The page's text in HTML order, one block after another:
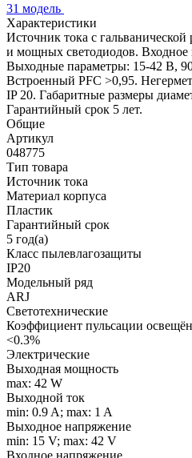
31 модель
Характеристики
Источник тока с гальванической
и мощных светодиодов.
Выходные параметры: 15-42 В,
Встроенный PFC >0,95.
IP 20. Габаритные размеры
Гарантийный срок 5 лет.
Общие
Артикул
048775
Тип товара
Источник тока
Материал корпуса
Пластик
Гарантийный срок
5 год(а)
Класс пылевлагозащиты
IP20
Модельный ряд
ARJ
Светотехнические
Коэффициент пульсации
<0.3%
Электрические
Выходная мощность
max: 42 W
Выходной ток
min: 0.9 A; max: 1 A
Выходное напряжение
min: 15 V; max: 42 V
Входное напряжение